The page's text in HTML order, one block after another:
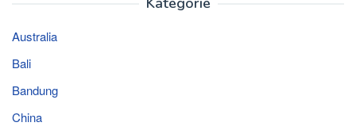
Australia
Bali
Bandung
China